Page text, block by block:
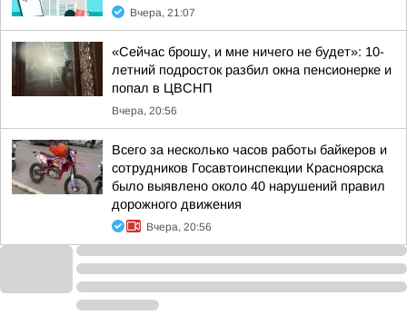
Вчера, 21:07
«Сейчас брошу, и мне ничего не будет»: 10-
летний подросток разбил окна пенсионерке и
попал в ЦВСНП
Вчера, 20:56
Всего за несколько часов работы байкеров и
сотрудников Госавтоинспекции Красноярска
было выявлено около 40 нарушений правил
дорожного движения
Вчера, 20:56